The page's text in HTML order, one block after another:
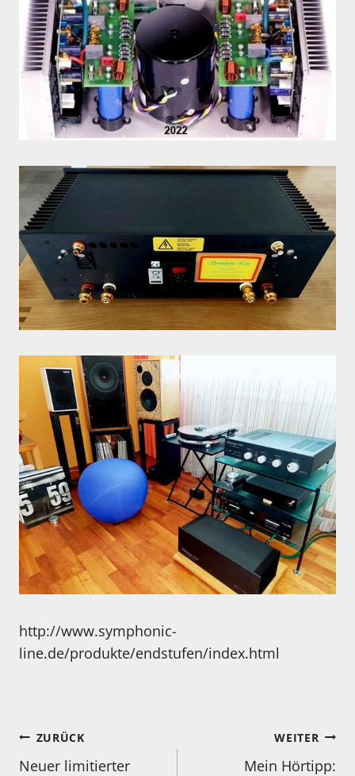
http://www.symphonic-
line.de/produkte/endstufen/index.html
Beitragsnavigation
ZURÜCK
Neuer limitierter
WEITER
Mein Hörtipp: